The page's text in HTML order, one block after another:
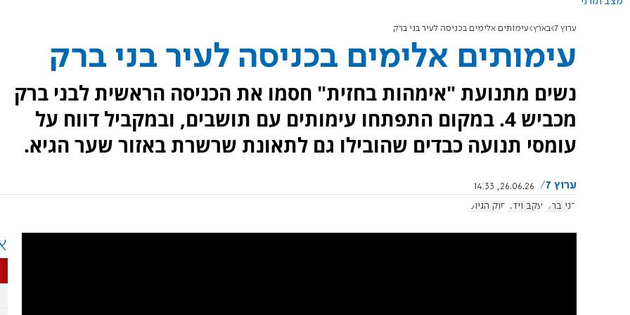
ערוץ 7 בארץ עימותים אלימים בכניסה לעיר בני ברק
עימותים אלימים בכניסה לעיר בני ברק
נשים מתנועת "אימהות בחזית" חסמו את הכניסה הראשית לבני ברק
מכביש 4. במקום התפתחו עימותים עם תושבים, ובמקביל דווח על
עומסי תנועה כבדים שהובילו גם לתאונת שרשרת באזור שער הגיא.
ערוץ 7
26.06.26, 14:33
בני ברק
יעקב וידר חוק הגיוס